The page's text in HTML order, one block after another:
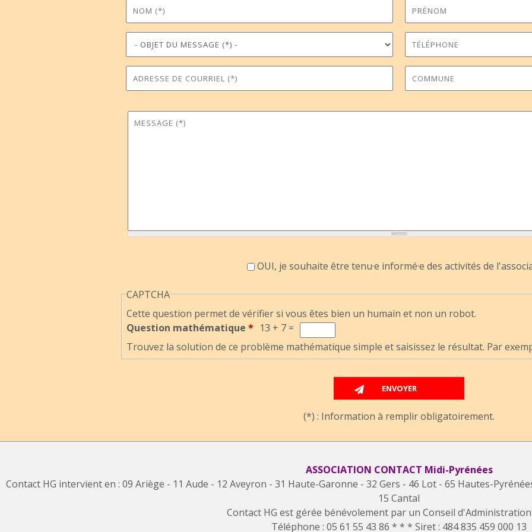
Nom*
Prénom
Objet du message *
Téléphone
Adresse de courriel*
Commune
Message*
OUI, je souhaite être tenu·e informé·e des activités de
CAPTCHA
Cette question permet de vérifier si vous êtes bien un humain et non un robot.
Question mathématique * 13 + 7 =
Trouvez la solution de ce problème mathématique simple et saisissez le résultat. Par
(*) : Information à remplir obligatoirement.
ASSOCIATION CONTACT Midi-Pyrénées
Contact HG intervient en : 09 Ariège - 11 Aude - 12 Aveyron - 31 Haute-Garonne - 32 Gers - 46 Lot - 65 Hautes-
15 Cantal
Contact HG est gérée bénévolement par un Conseil
Téléphone : 05 61 55 43 86 * * * Siret : 484 835 459 000 13